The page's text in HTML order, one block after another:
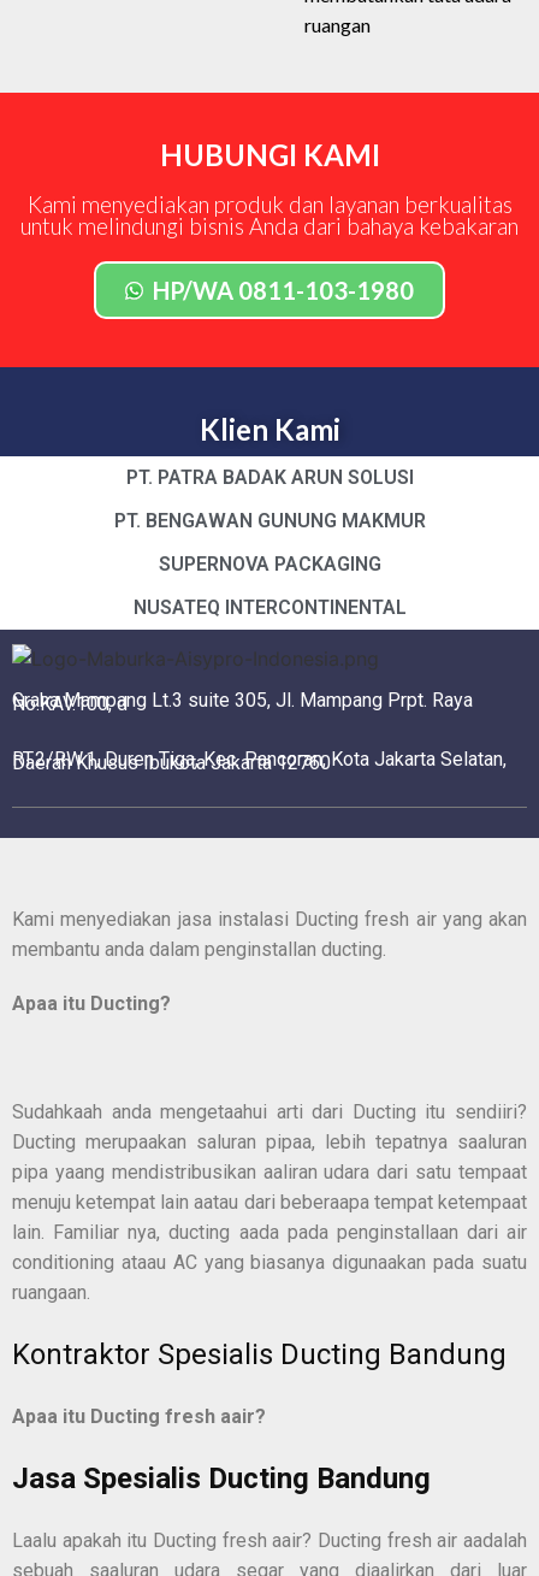
ruangan
HUBUNGI KAMI
Kami menyediakan produk dan layanan berkualitas
untuk melindungi bisnis Anda dari bahaya kebakaran
HP/WA 0811-103-1980
Klien Kami
PT. PATRA BADAK ARUN SOLUSI
PT. BENGAWAN GUNUNG MAKMUR
SUPERNOVA PACKAGING
NUSATEQ INTERCONTINENTAL
Graha Mampang Lt.3 suite 305, Jl. Mampang Prpt. Raya
No.KAV.100, d
RT.2/RW.1, Duren Tiga, Kec. Pancoran, Kota Jakarta Selatan,
Daerah Khusus Ibukota Jakarta 12760
Kami menyediakan jasa instalasi Ducting fresh air yang akan
membantu anda dalam penginstallan ducting.
Apaa itu Ducting?
Sudahkaah anda mengetaahui arti dari Ducting itu sendiiri?
Ducting merupaakan saluran pipaa, lebih tepatnya saaluran
pipa yaang mendistribusikan aaliran udara dari satu tempaat
menuju ketempat lain aatau dari beberaapa tempat ketempaat
lain. Familiar nya, ducting aada pada penginstallaan dari air
conditioning ataau AC yang biasanya digunaakan pada suatu
ruangaan.
Kontraktor Spesialis Ducting Bandung
Apaa itu Ducting fresh aair?
Jasa Spesialis Ducting Bandung
Laalu apakah itu Ducting fresh aair? Ducting fresh air aadalah
sebuah saaluran udara segar yang diaalirkan dari luar